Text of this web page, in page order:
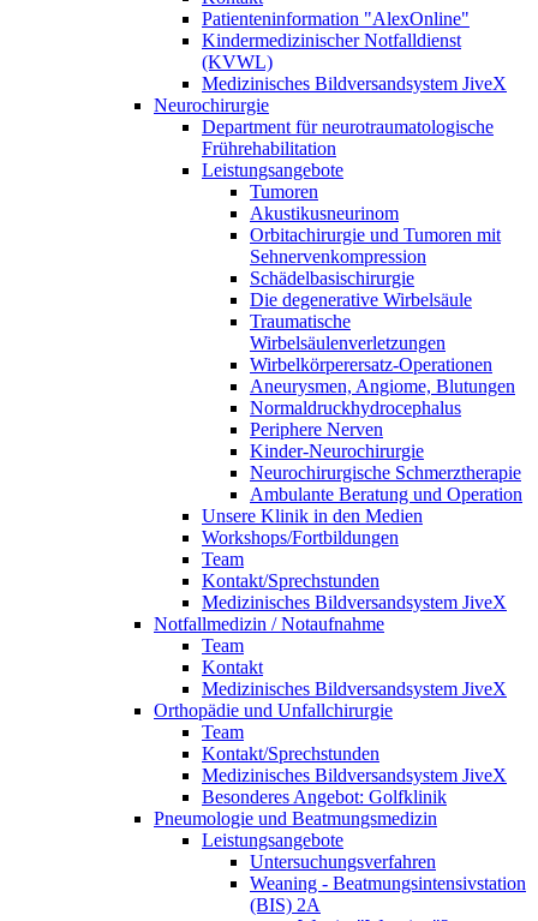
Patienteninformation "AlexOnline"
Kindermedizinischer Notfalldienst
(KVWL)
Medizinisches Bildversandsystem JiveX
Neurochirurgie
Department für neurotraumatologische
Frührehabilitation
Leistungsangebote
Tumoren
Akustikusneurinom
Orbitachirurgie und Tumoren mit
Sehnervenkompression
Schädelbasischirurgie
Die degenerative Wirbelsäule
Traumatische
Wirbelsäulenverletzungen
Wirbelkörperersatz-Operationen
Aneurysmen, Angiome, Blutungen
Normaldruckhydrocephalus
Periphere Nerven
Kinder-Neurochirurgie
Neurochirurgische Schmerztherapie
Ambulante Beratung und Operation
Unsere Klinik in den Medien
Workshops/Fortbildungen
Team
Kontakt/Sprechstunden
Medizinisches Bildversandsystem JiveX
Notfallmedizin / Notaufnahme
Team
Kontakt
Medizinisches Bildversandsystem JiveX
Orthopädie und Unfallchirurgie
Team
Kontakt/Sprechstunden
Medizinisches Bildversandsystem JiveX
Besonderes Angebot: Golfklinik
Pneumologie und Beatmungsmedizin
Leistungsangebote
Untersuchungsverfahren
Weaning - Beatmungsintensivstation
(BIS) 2A